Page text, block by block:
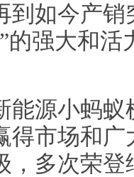
到如今产
的强大和活
能源小蚂
得市场和
，多次荣